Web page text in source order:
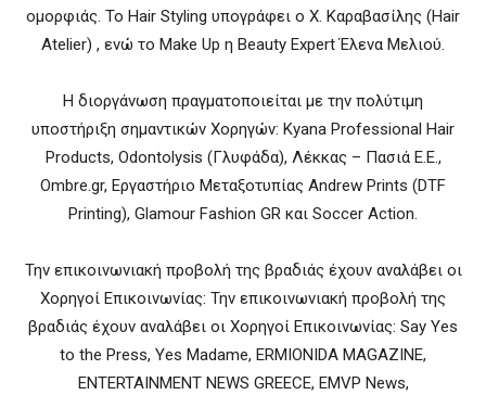
ομορφιάς. Το Hair Styling υπογράφει ο Χ. Καραβασίλης (Hair
Atelier) , ενώ το Make Up η Beauty Expert Έλενα Μελιού.
Η διοργάνωση πραγματοποιείται με την πολύτιμη
υποστήριξη σημαντικών Χορηγών: Kyana Professional Hair
Products, Odontolysis (Γλυφάδα), Λέκκας – Πασιά Ε.Ε.,
Ombre.gr, Εργαστήριο Μεταξοτυπίας Andrew Prints (DTF
Printing), Glamour Fashion GR και Soccer Action.
Την επικοινωνιακή προβολή της βραδιάς έχουν αναλάβει οι
Χορηγοί Επικοινωνίας: Την επικοινωνιακή προβολή της
βραδιάς έχουν αναλάβει οι Χορηγοί Επικοινωνίας: Say Yes
to the Press, Yes Madame, ERMIONIDA MAGAZINE,
ENTERTAINMENT NEWS GREECE, EMVP News,